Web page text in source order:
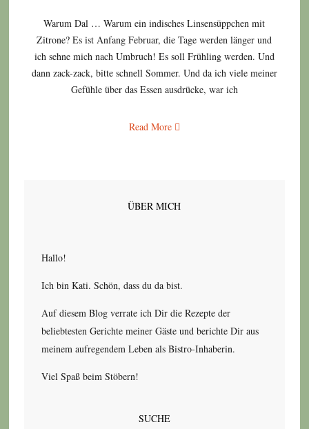
Warum Dal … Warum ein indisches Linsensüppchen mit
Zitrone? Es ist Anfang Februar, die Tage werden länger und
ich sehne mich nach Umbruch! Es soll Frühling werden. Und
dann zack-zack, bitte schnell Sommer. Und da ich viele meiner
Gefühle über das Essen ausdrücke, war ich
Read More
ÜBER MICH
Hallo!
Ich bin Kati. Schön, dass du da bist.
Auf diesem Blog verrate ich Dir die Rezepte der
beliebtesten Gerichte meiner Gäste und berichte Dir aus
meinem aufregendem Leben als Bistro-Inhaberin.
Viel Spaß beim Stöbern!
SUCHE